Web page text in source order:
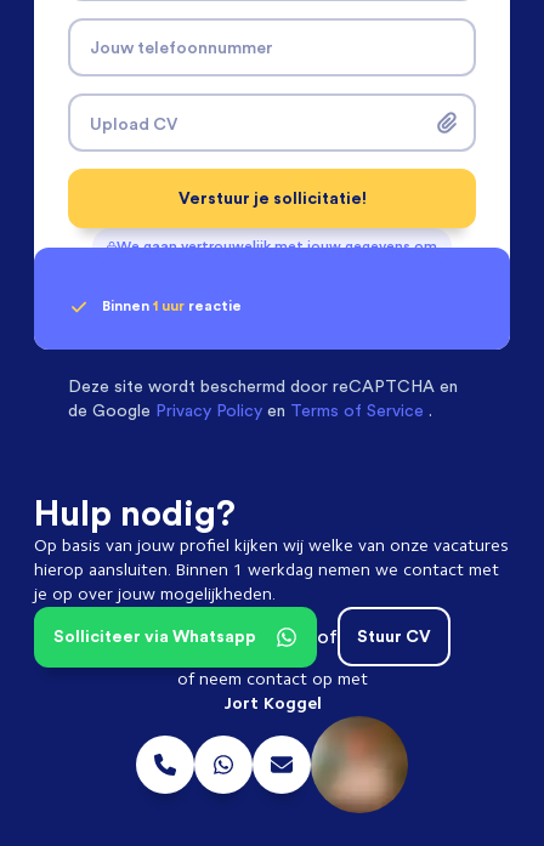
Jouw telefoonnummer
Upload CV
We gaan vertrouwelijk met jouw gegevens om
Verstuur je sollicitatie!
Binnen 1 uur reactie
Deze site wordt beschermd door reCAPTCHA en
de Google Privacy Policy en Terms of Service .
Hulp nodig?
Op basis van jouw profiel kijken wij welke van onze vacatures
hierop aansluiten. Binnen 1 werkdag nemen we contact met
je op over jouw mogelijkheden.
Stuur CV
of
Solliciteer via Whatsapp
of neem contact op met
Jort Koggel